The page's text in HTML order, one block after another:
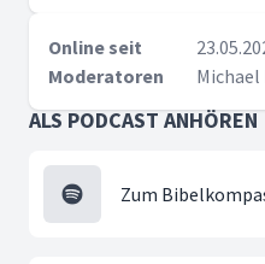
Online seit
Moderatoren
ALS PODCAST ANHÖREN
Zum